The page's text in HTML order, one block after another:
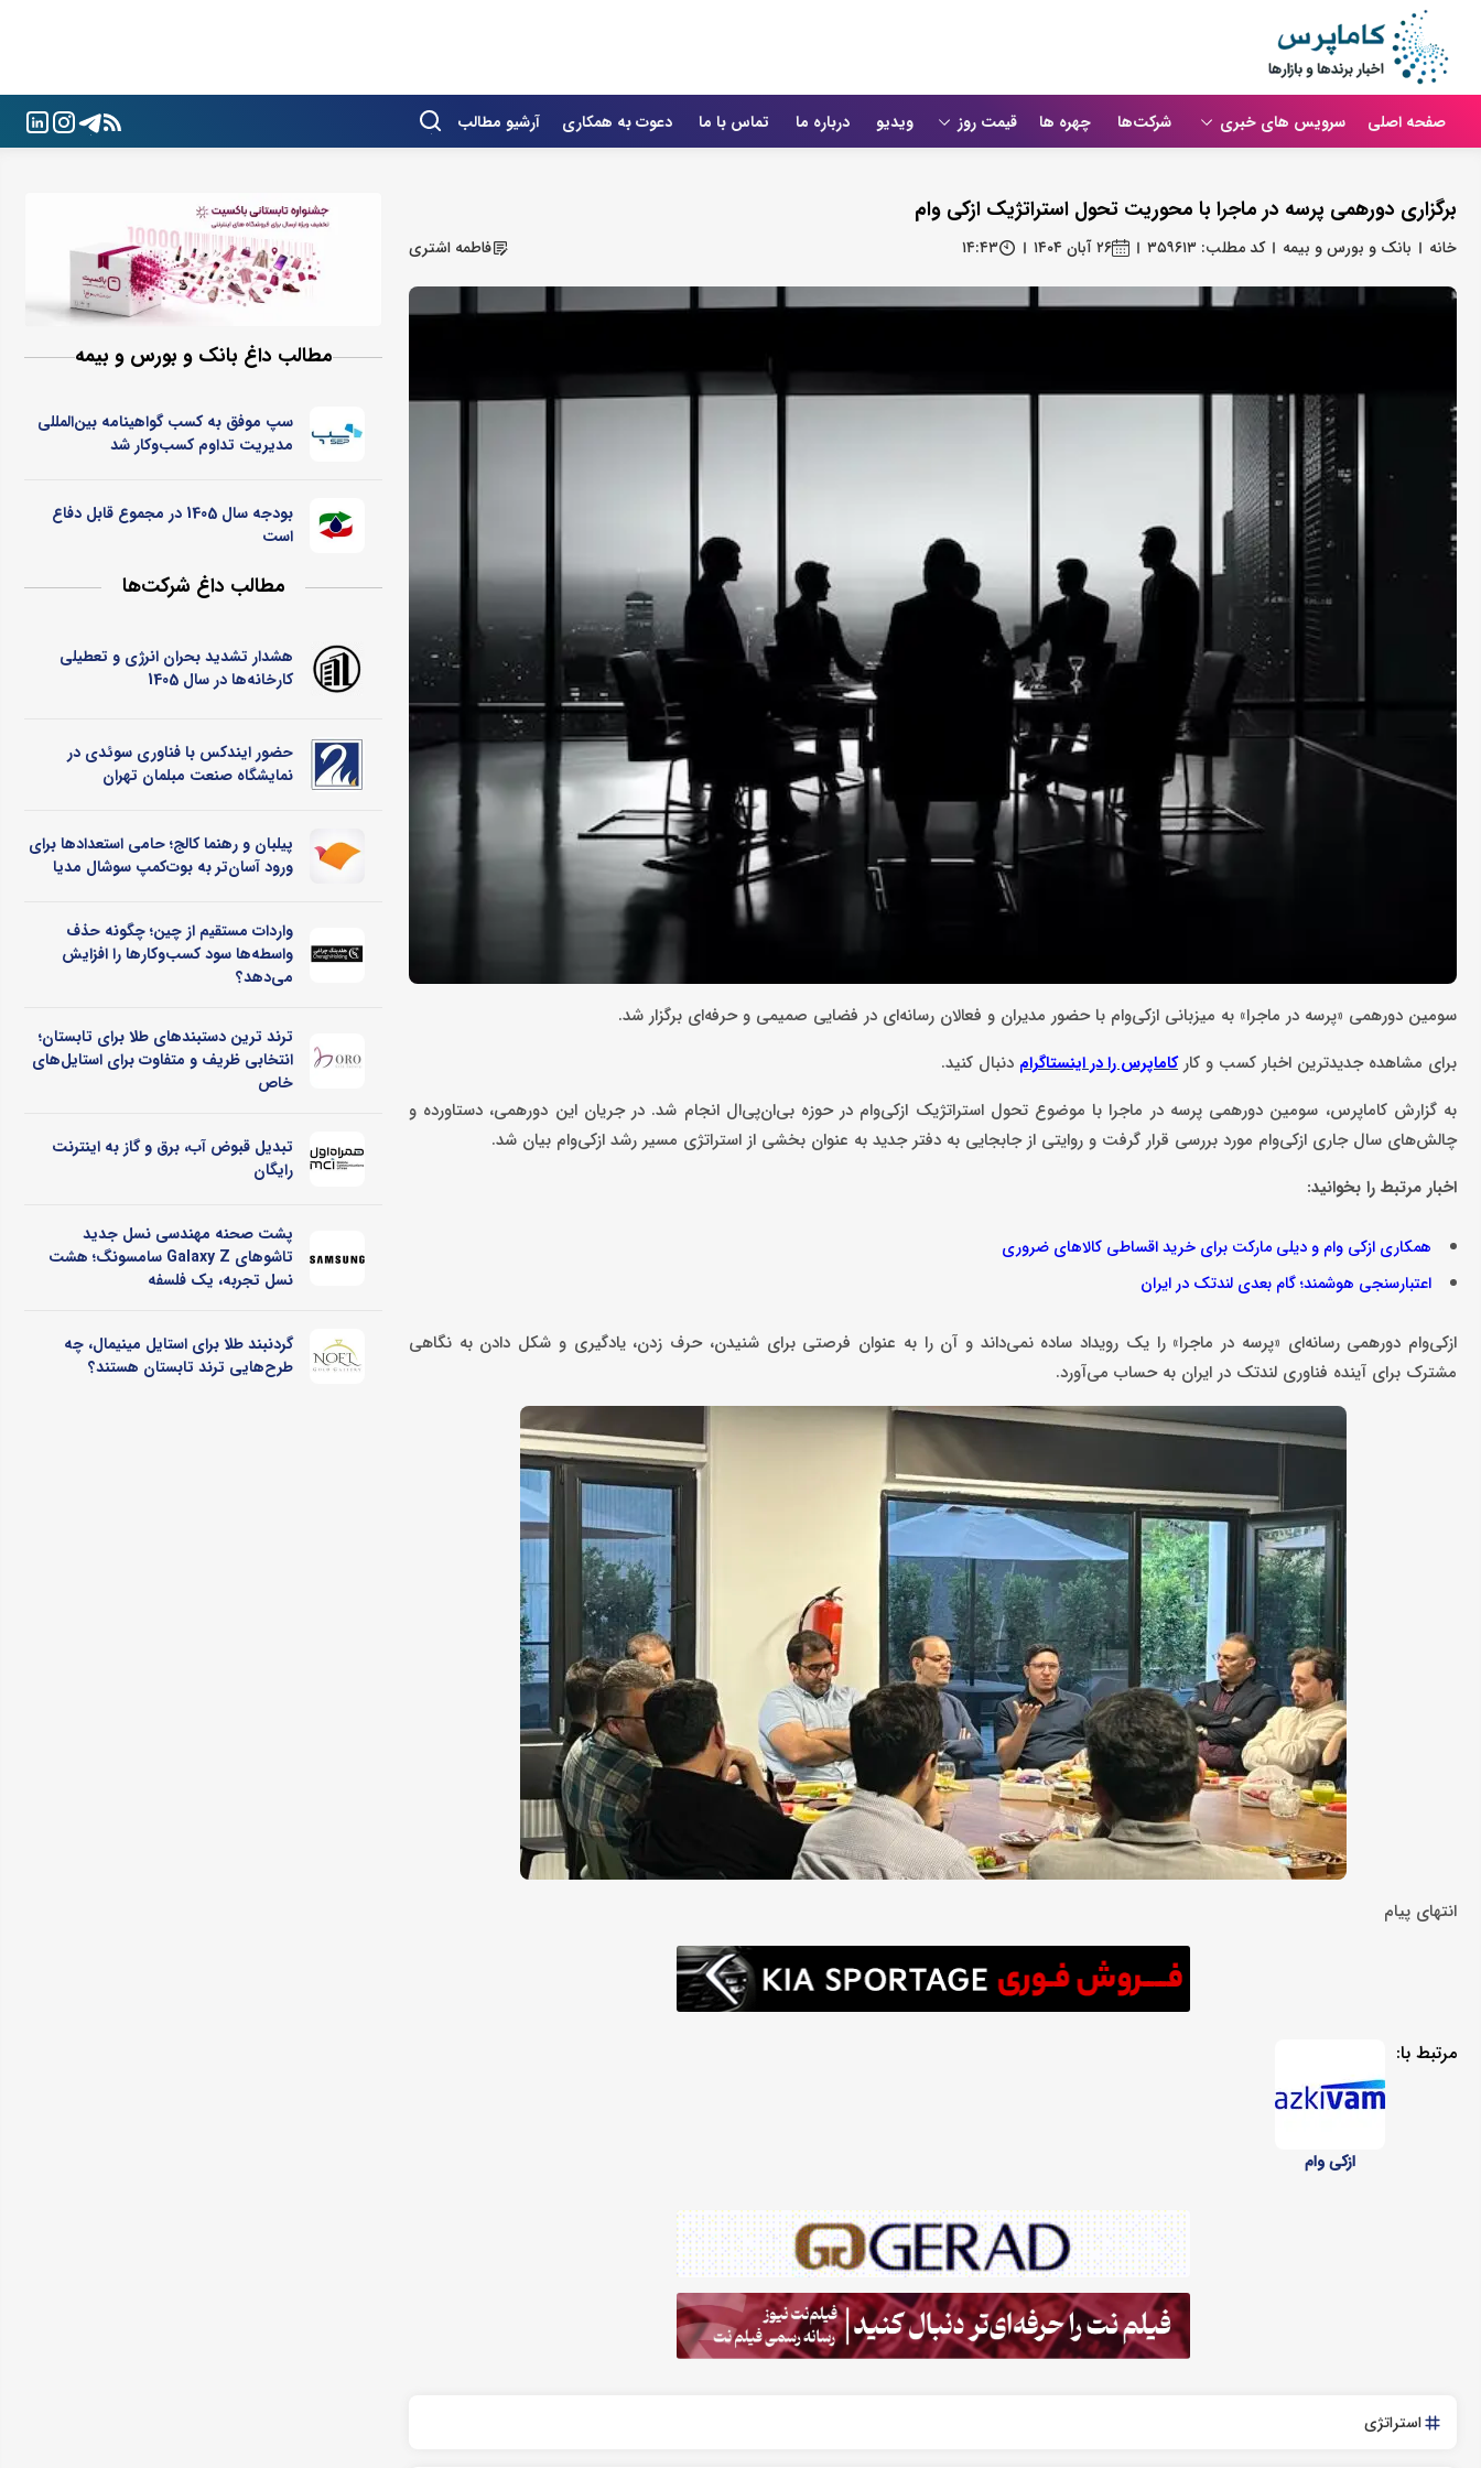
صفحه اصلی سرویس های خبری شرکت‌ها چهره ها قیمت روز ویدیو درباره ما تماس با ما دعوت به همکاری آرشیو مطالب
برگزاری دورهمی پرسه در ماجرا با محوریت تحول استراتژیک ازکی وام
خانه بانک و بورس و بیمه کد مطلب: ۳۵۹۶۱۳ ۲۶ آبان ۱۴۰۴ ۱۴:۴۳ فاطمه اشتری
سومین دورهمی «پرسه در ماجرا» به میزبانی ازکی‌وام با حضور مدیران و فعالان رسانه‌ای در فضایی صمیمی و حرفه‌ای برگزار شد.
برای مشاهده جدیدترین اخبار کسب و کارکاماپرس را در اینستاگرام دنبال کنید.
به گزارش کاماپرس، سومین دورهمی پرسه در ماجرا با موضوع تحول استراتژیک ازکی‌وام در حوزه بی‌ان‌پی‌ال انجام شد. در جریان این دورهمی، دستاورده و
چالش‌های سال جاری ازکی‌وام مورد بررسی قرار گرفت و روایتی از جابجایی به دفتر جدید به عنوان بخشی از استراتژی مسیر رشد ازکی‌وام بیان شد.
اخبار مرتبط را بخوانید:
همکاری ازکی وام و دیلی مارکت برای خرید اقساطی کالاهای ضروری
اعتبارسنجی هوشمند؛ گام بعدی لندتک در ایران
ازکی‌وام دورهمی رسانه‌ای «پرسه در ماجرا» را یک رویداد ساده نمی‌داند و آن را به عنوان فرصتی برای شنیدن، حرف زدن، یادگیری و شکل دادن به نگاهی
مشترک برای آینده فناوری لندتک در ایران به حساب می‌آورد.
انتهای پیام
مرتبط با:
ازکی وام
استراتژی
مطالب داغ بانک و بورس و بیمه
سپ موفق به کسب گواهینامه بین‌المللی
مدیریت تداوم کسب‌و‌کار شد
بودجه سال 1405 در مجموع قابل دفاع
است
مطالب داغ شرکت‌ها
هشدار تشدید بحران انرژی و تعطیلی
کارخانه‌ها در سال 1405
حضور ایندکس با فناوری سوئدی در
نمایشگاه صنعت مبلمان تهران
پیلبان و رهنما کالج؛ حامی استعدادها برای
ورود آسان‌تر به بوت‌کمپ سوشال مدیا
واردات مستقیم از چین؛ چگونه حذف
واسطه‌ها سود کسب‌وکارها را افزایش
می‌دهد؟
ترند ترین دستبندهای طلا برای تابستان؛
انتخابی ظریف و متفاوت برای استایل‌های
خاص
تبدیل قبوض آب، برق و گاز به اینترنت
رایگان
پشت صحنه مهندسی نسل جدید
تاشوهای Galaxy Z سامسونگ؛ هشت
نسل تجربه، یک فلسفه
گردنبند طلا برای استایل مینیمال، چه
طرح‌هایی ترند تابستان هستند؟